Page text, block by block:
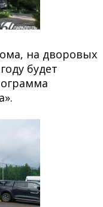
на дворовых
будет